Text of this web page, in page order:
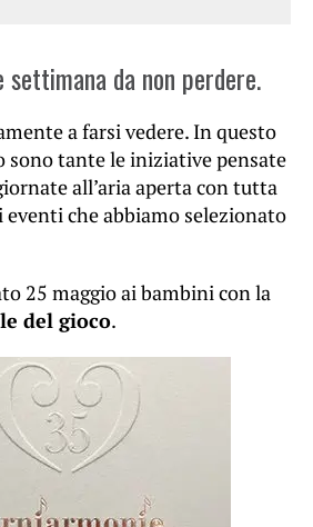
da non perdere.
a farsi vedere. In questo
sono tante le iniziative pensate
all’aria aperta con tutta
eventi che abbiamo selezionato
25 maggio ai bambini con la
del gioco.